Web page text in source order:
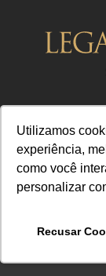
Utilizamos
experiência,
como você
personalizar
Recusar